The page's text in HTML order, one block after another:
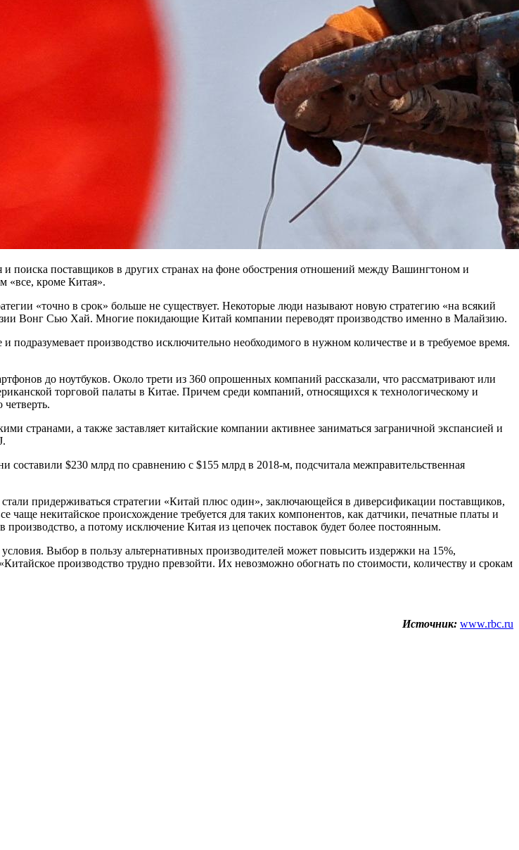
поиска поставщиков в других странах на фоне обострения отношений между Вашингтоном и
«все, кроме Китая».
«точно в срок» больше не существует. Некоторые люди называют новую стратегию «на всякий
Вонг Сью Хай. Многие покидающие Китай компании переводят производство именно в Малайзию.
подразумевает производство исключительно необходимого в нужном количестве и в требуемое время.
до ноутбуков. Около трети из 360 опрошенных компаний рассказали, что рассматривают или
торговой палаты в Китае. Причем среди компаний, относящихся к технологическому и
странами, а также заставляет китайские компании активнее заниматься заграничной экспансией и
$230 млрд по сравнению с $155 млрд в 2018-м, подсчитала межправительственная
придерживаться стратегии «Китай плюс один», заключающейся в диверсификации поставщиков,
чаще некитайское происхождение требуется для таких компонентов, как датчики, печатные платы и
а потому исключение Китая из цепочек поставок будет более постоянным.
Выбор в пользу альтернативных производителей может повысить издержки на 15%,
производство трудно превзойти. Их невозможно обогнать по стоимости, количеству и срокам
Источник: www.rbc.ru